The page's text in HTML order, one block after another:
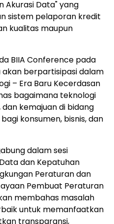
Akurasi Data" yang
sistem pelaporan kredit
kualitas maupun
BIIA Conference pada
akan berpartisipasi dalam
– Era Baru Kecerdasan
bagaimana teknologi
kemajuan di bidang
konsumen, bisnis, dan
dalam sesi
dan Kepatuhan
Peraturan dan
Pembuat Peraturan
membahas masalah
untuk memanfaatkan
transparansi,